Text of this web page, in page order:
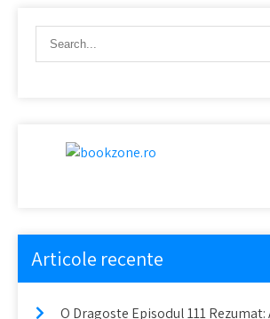
Articole recente
O Dragoste Episodul 111 Rezumat: